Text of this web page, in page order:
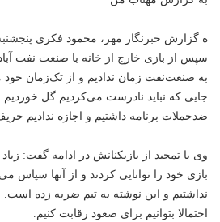
ه گزارش خبرنگار مهر، محمود فکری
سپس از بازی خارج از خانه با صنعت نفت
به صنعت‌نفت زمان ندادیم و از تک‌زمان خود
جایی که نباید نادرست می‌کردیم گل
ضدحملات برنامه داشتیم و اجازه ندادیم
وی با تمجید از بازیکنانش در ادامه گفت:
بازی خود را توانایی کردند و از آنها سپاس
نداشتیم و این نوشته به تیم ضربه زده
احتمالا بتوانیم برای صعود رقابت کنیم.